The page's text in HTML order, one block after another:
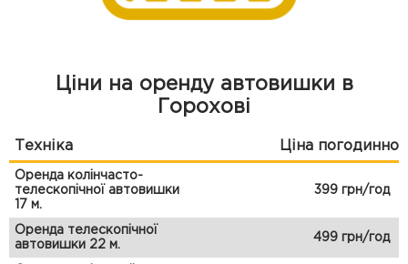
Ціни на оренду автовишки в
Горохові
Техніка Ціна погодинно
Оренда колінчасто-
телескопічної автовишки
17 м.
399 грн/год
Оренда телескопічної
автовишки 22 м.
499 грн/год